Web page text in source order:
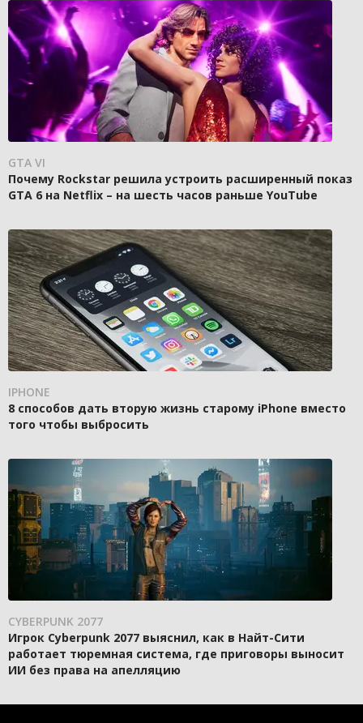
GTA VI
Почему Rockstar решила устроить расширенный показ
GTA 6 на Netflix – на шесть часов раньше YouTube
IPHONE
8 способов дать вторую жизнь старому iPhone вместо
того чтобы выбросить
CYBERPUNK 2077
Игрок Cyberpunk 2077 выяснил, как в Найт-Сити
работает тюремная система, где приговоры выносит
ИИ без права на апелляцию